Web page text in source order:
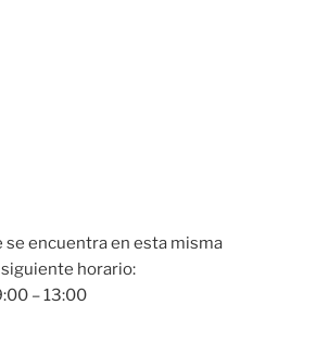
se encuentra en esta misma
horario:
– 13:00